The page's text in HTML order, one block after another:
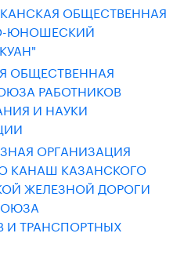
ОБЩЕСТВЕННАЯ
ЮНОШЕСКИЙ
ОБЩЕСТВЕННАЯ
РАБОТНИКОВ
И НАУКИ
ОРГАНИЗАЦИЯ
КАНАШ КАЗАНСКОГО
ЖЕЛЕЗНОЙ ДОРОГИ
ТРАНСПОРТНЫХ